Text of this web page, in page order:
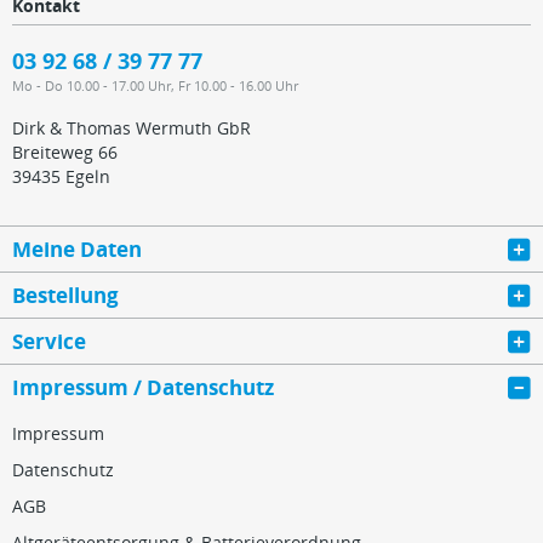
Kontakt
03 92 68 / 39 77 77
Mo - Do 10.00 - 17.00 Uhr, Fr 10.00 - 16.00 Uhr
Dirk & Thomas Wermuth GbR
Breiteweg 66
39435 Egeln
Meine Daten
Bestellung
Service
Impressum / Datenschutz
Impressum
Datenschutz
AGB